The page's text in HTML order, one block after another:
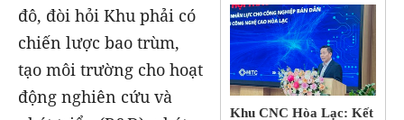
Khu CNC Hòa Lạc: Kết
đô, đòi hỏi Khu phải có
chiến lược bao trùm,
tạo môi trường cho hoạt
động nghiên cứu và